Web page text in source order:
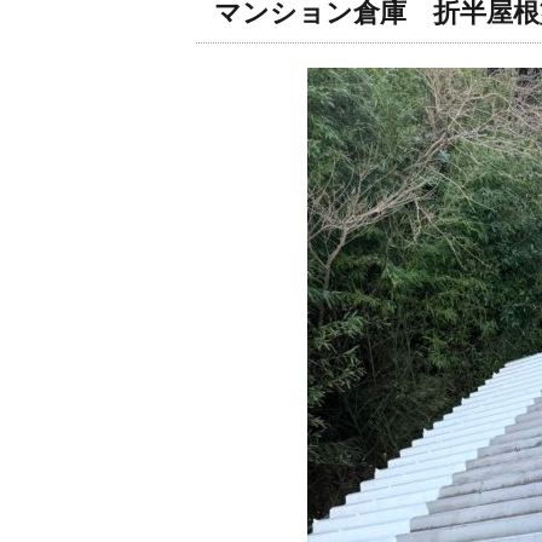
マンション倉庫 折半屋